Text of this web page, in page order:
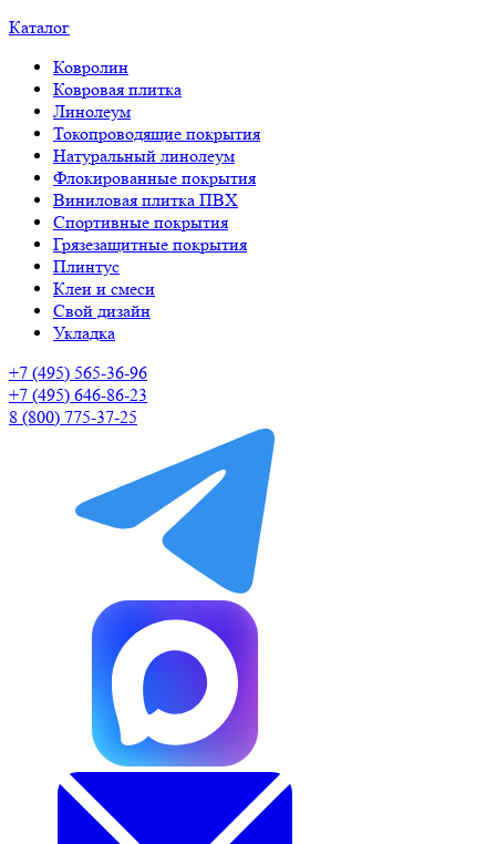
Каталог
Ковролин
Ковровая плитка
Линолеум
Токопроводящие покрытия
Натуральный линолеум
Флокированные покрытия
Виниловая плитка ПВХ
Спортивные покрытия
Грязезащитные покрытия
Плинтус
Клеи и смеси
Свой дизайн
Укладка
+7 (495) 565-36-96
+7 (495) 646-86-23
8 (800) 775-37-25